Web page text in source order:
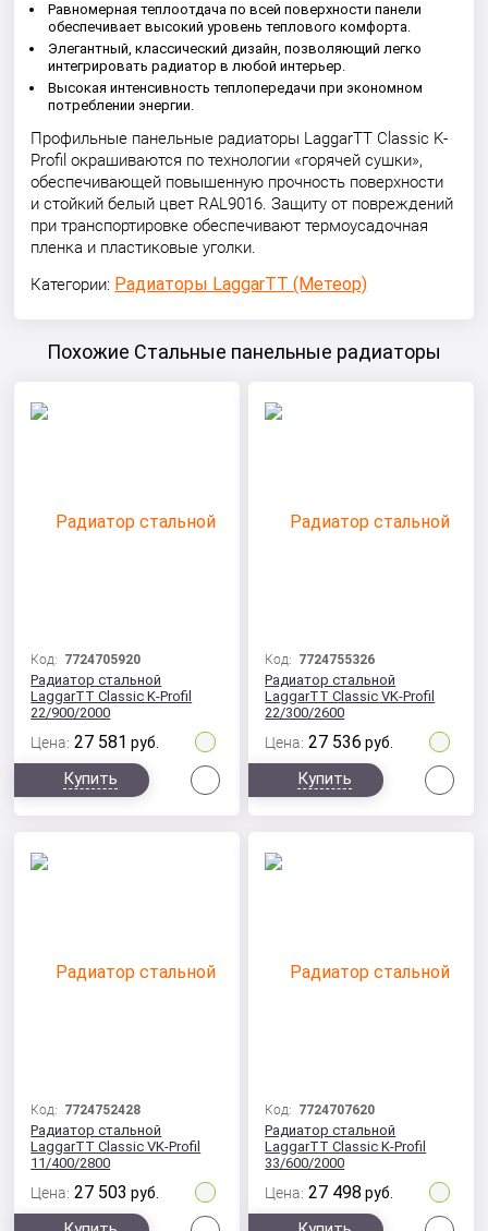
Равномерная теплоотдача по всей поверхности панели
обеспечивает высокий уровень теплового комфорта.
Элегантный, классический дизайн, позволяющий легко
интегрировать радиатор в любой интерьер.
Высокая интенсивность теплопередачи при экономном
потреблении энергии.
Профильные панельные радиаторы LaggarTT Classic K-
Profil окрашиваются по технологии «горячей сушки»,
обеспечивающей повышенную прочность поверхности
и стойкий белый цвет RAL9016. Защиту от повреждений
при транспортировке обеспечивают термоусадочная
пленка и пластиковые уголки.
Категории: Радиаторы LaggarTT (Метеор)
Похожие Стальные панельные радиаторы
Код: 7724705920
Радиатор стальной
LaggarTT Classic K-Profil
22/900/2000
Цена: 27 581 руб.
Купить
Код: 7724755326
Радиатор стальной
LaggarTT Classic VK-Profil
22/300/2600
Цена: 27 536 руб.
Купить
Код: 7724752428
Радиатор стальной
LaggarTT Classic VK-Profil
11/400/2800
Цена: 27 503 руб.
Код: 7724707620
Радиатор стальной
LaggarTT Classic K-Profil
33/600/2000
Цена: 27 498 руб.